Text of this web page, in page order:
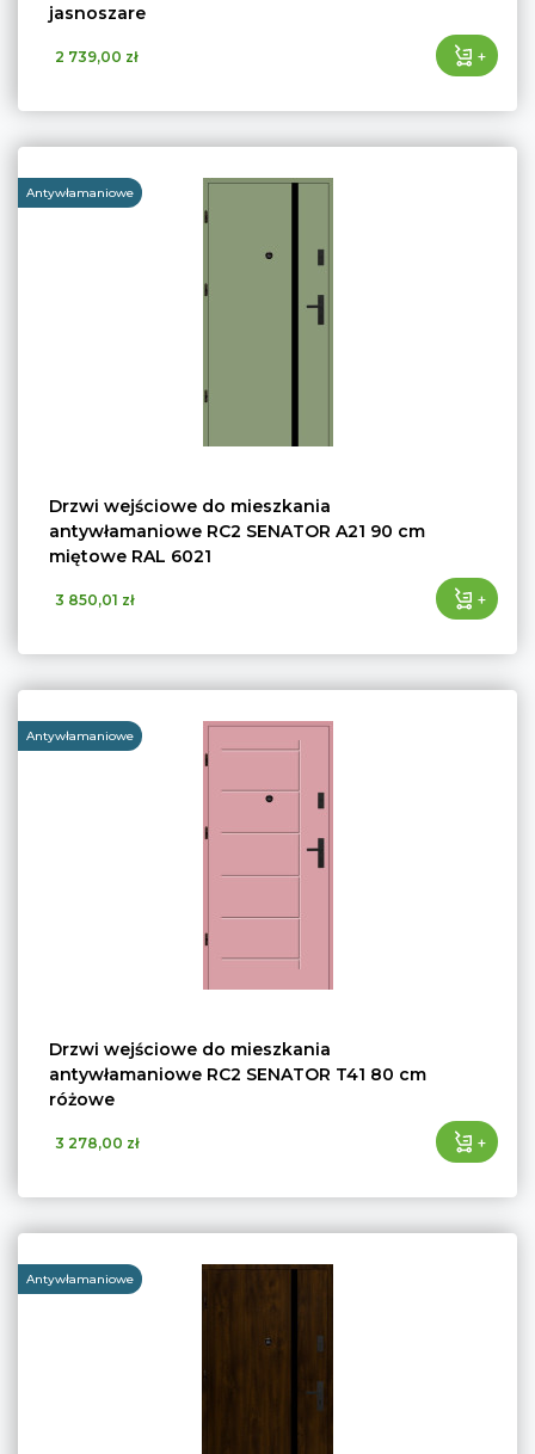
jasnoszare
2 739,00 zł +
Antywłamaniowe
Drzwi wejściowe do mieszkania
antywłamaniowe RC2 SENATOR A21 90 cm
miętowe RAL 6021
3 850,01 zł +
Antywłamaniowe
Drzwi wejściowe do mieszkania
antywłamaniowe RC2 SENATOR T41 80 cm
różowe
3 278,00 zł +
Antywłamaniowe